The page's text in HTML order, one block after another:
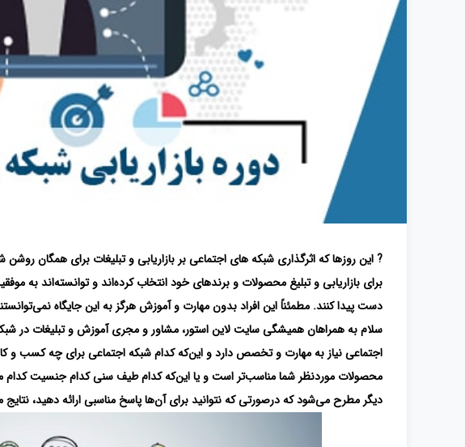
? این روزها که اثرگذاری شبکه‌ های اجتماعی بر بازاریابی و تبلیغات برای همگان
برای بازاریابی و تبلیغ محصولات و برندهای خود انتخاب کرده‌اند و توانسته‌اند
دست پیدا کنند. مطمئناً این افراد بدون مهارت و آموزش هرگز به این جایگاه
سلام به همراهان همیشگی سایت لاین استور، مشاور و مجری آموزش و تبلیغات در
اجتماعی نیاز به مهارت و تخصص دارد و این‌که کدام شبکه اجتماعی برای چه کسب
محصولات موردنظر شما مناسب‌تر است و یا این‌که کدام طیف سنی کدام جنسیت کدام
دیگر مطرح می‌شود که درصورتی که نتوانید برای آن‌ها پاسخ مناسبی ارائه دهید، نتایج